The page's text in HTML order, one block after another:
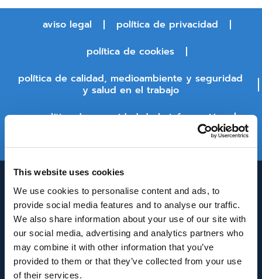
This website uses cookies
We use cookies to personalise content and ads, to
provide social media features and to analyse our traffic.
We also share information about your use of our site with
our social media, advertising and analytics partners who
may combine it with other information that you’ve
provided to them or that they’ve collected from your use
of their services.
aviso legal
política de privacidad
política de cookies
política de calidad, medioambiente y seguridad
y salud en el trabajo
política de seguridad de la información
estado de la plataforma
INNOVACIÓN Y DESARROLLO DE ANDALUCÍA